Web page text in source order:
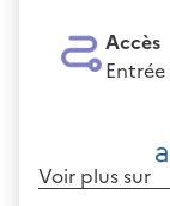
Accès
Voir plus sur